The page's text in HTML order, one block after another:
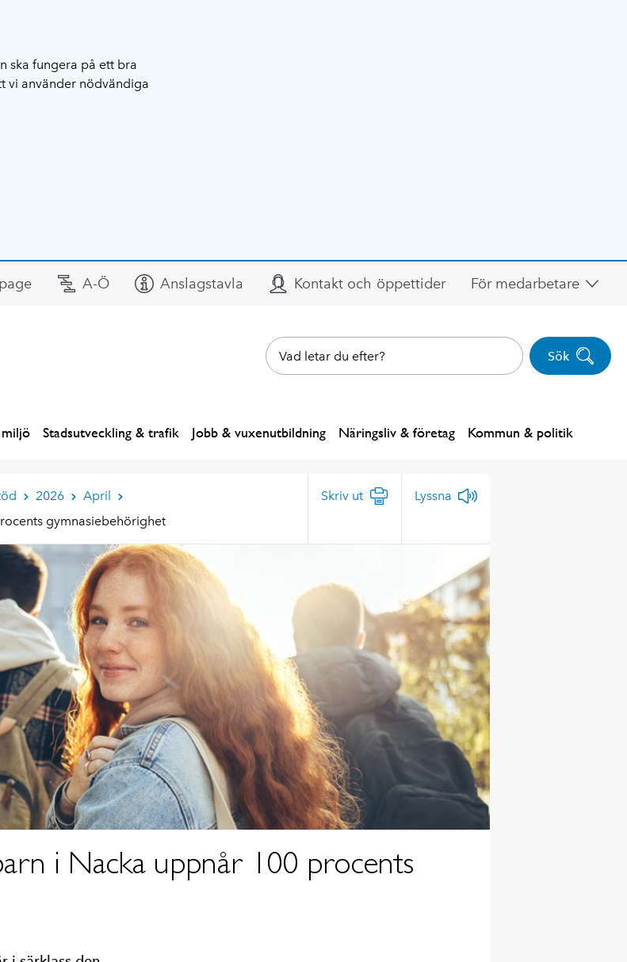
ska fungera på ett bra
vi använder nödvändiga
A-Ö Anslagstavla Kontakt och öppettider För medarbetare
Sök
miljö Stadsutveckling & trafik Jobb & vuxenutbildning Näringsliv & företag Kommun & politik
2026
April
gymnasiebehörighet
Skriv ut Lyssna
i Nacka uppnår 100 procents